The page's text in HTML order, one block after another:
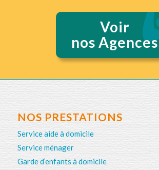
Voir
nos Agences
NOS PRESTATIONS
Service aide à domicile
Service ménager
Garde d’enfants à domicile